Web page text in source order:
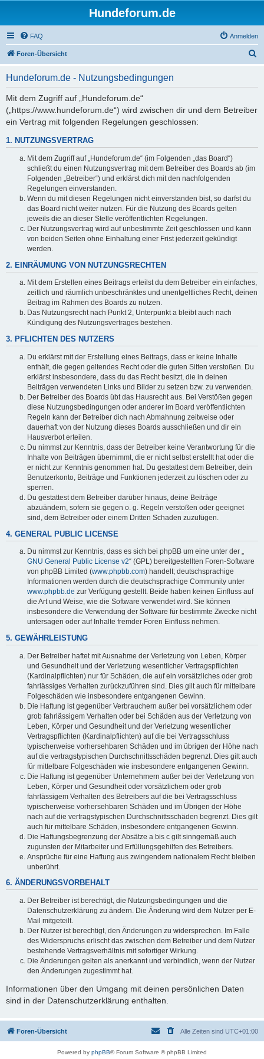
Hundeforum.de
FAQ Anmelden
Foren-Übersicht
Hundeforum.de - Nutzungsbedingungen
Mit dem Zugriff auf „Hundeforum.de“
(„https://www.hundeforum.de“) wird zwischen dir und dem Betreiber
ein Vertrag mit folgenden Regelungen geschlossen:
1. NUTZUNGSVERTRAG
Mit dem Zugriff auf „Hundeforum.de“ (im Folgenden „das Board“)
schließt du einen Nutzungsvertrag mit dem Betreiber des Boards ab (im
Folgenden „Betreiber“) und erklärst dich mit den nachfolgenden
Regelungen einverstanden.
Wenn du mit diesen Regelungen nicht einverstanden bist, so darfst du
das Board nicht weiter nutzen. Für die Nutzung des Boards gelten
jeweils die an dieser Stelle veröffentlichten Regelungen.
Der Nutzungsvertrag wird auf unbestimmte Zeit geschlossen und kann
von beiden Seiten ohne Einhaltung einer Frist jederzeit gekündigt
werden.
2. EINRÄUMUNG VON NUTZUNGSRECHTEN
Mit dem Erstellen eines Beitrags erteilst du dem Betreiber ein einfaches,
zeitlich und räumlich unbeschränktes und unentgeltliches Recht, deinen
Beitrag im Rahmen des Boards zu nutzen.
Das Nutzungsrecht nach Punkt 2, Unterpunkt a bleibt auch nach
Kündigung des Nutzungsvertrages bestehen.
3. PFLICHTEN DES NUTZERS
Du erklärst mit der Erstellung eines Beitrags, dass er keine Inhalte
enthält, die gegen geltendes Recht oder die guten Sitten verstoßen. Du
erklärst insbesondere, dass du das Recht besitzt, die in deinen
Beiträgen verwendeten Links und Bilder zu setzen bzw. zu verwenden.
Der Betreiber des Boards übt das Hausrecht aus. Bei Verstößen gegen
diese Nutzungsbedingungen oder anderer im Board veröffentlichten
Regeln kann der Betreiber dich nach Abmahnung zeitweise oder
dauerhaft von der Nutzung dieses Boards ausschließen und dir ein
Hausverbot erteilen.
Du nimmst zur Kenntnis, dass der Betreiber keine Verantwortung für die
Inhalte von Beiträgen übernimmt, die er nicht selbst erstellt hat oder die
er nicht zur Kenntnis genommen hat. Du gestattest dem Betreiber, dein
Benutzerkonto, Beiträge und Funktionen jederzeit zu löschen oder zu
sperren.
Du gestattest dem Betreiber darüber hinaus, deine Beiträge
abzuändern, sofern sie gegen o. g. Regeln verstoßen oder geeignet
sind, dem Betreiber oder einem Dritten Schaden zuzufügen.
4. GENERAL PUBLIC LICENSE
Du nimmst zur Kenntnis, dass es sich bei phpBB um eine unter der „
GNU General Public License v2“ (GPL) bereitgestellten Foren-Software
von phpBB Limited (www.phpbb.com) handelt; deutschsprachige
Informationen werden durch die deutschsprachige Community unter
www.phpbb.de zur Verfügung gestellt. Beide haben keinen Einfluss auf
die Art und Weise, wie die Software verwendet wird. Sie können
insbesondere die Verwendung der Software für bestimmte Zwecke nicht
untersagen oder auf Inhalte fremder Foren Einfluss nehmen.
5. GEWÄHRLEISTUNG
Der Betreiber haftet mit Ausnahme der Verletzung von Leben, Körper
und Gesundheit und der Verletzung wesentlicher Vertragspflichten
(Kardinalpflichten) nur für Schäden, die auf ein vorsätzliches oder grob
fahrlässiges Verhalten zurückzuführen sind. Dies gilt auch für mittelbare
Folgeschäden wie insbesondere entgangenen Gewinn.
Die Haftung ist gegenüber Verbrauchern außer bei vorsätzlichem oder
grob fahrlässigem Verhalten oder bei Schäden aus der Verletzung von
Leben, Körper und Gesundheit und der Verletzung wesentlicher
Vertragspflichten (Kardinalpflichten) auf die bei Vertragsschluss
typischerweise vorhersehbaren Schäden und im übrigen der Höhe nach
auf die vertragstypischen Durchschnittsschäden begrenzt. Dies gilt auch
für mittelbare Folgeschäden wie insbesondere entgangenen Gewinn.
Die Haftung ist gegenüber Unternehmern außer bei der Verletzung von
Leben, Körper und Gesundheit oder vorsätzlichem oder grob
fahrlässigem Verhalten des Betreibers auf die bei Vertragsschluss
typischerweise vorhersehbaren Schäden und im Übrigen der Höhe
nach auf die vertragstypischen Durchschnittsschäden begrenzt. Dies gilt
auch für mittelbare Schäden, insbesondere entgangenen Gewinn.
Die Haftungsbegrenzung der Absätze a bis c gilt sinngemäß auch
zugunsten der Mitarbeiter und Erfüllungsgehilfen des Betreibers.
Ansprüche für eine Haftung aus zwingendem nationalem Recht bleiben
unberührt.
6. ÄNDERUNGSVORBEHALT
Der Betreiber ist berechtigt, die Nutzungsbedingungen und die
Datenschutzerklärung zu ändern. Die Änderung wird dem Nutzer per E-
Mail mitgeteilt.
Der Nutzer ist berechtigt, den Änderungen zu widersprechen. Im Falle
des Widerspruchs erlischt das zwischen dem Betreiber und dem Nutzer
bestehende Vertragsverhältnis mit sofortiger Wirkung.
Die Änderungen gelten als anerkannt und verbindlich, wenn der Nutzer
den Änderungen zugestimmt hat.
Informationen über den Umgang mit deinen persönlichen Daten
sind in der Datenschutzerklärung enthalten.
Foren-Übersicht Alle Zeiten sind UTC+01:00
Powered by phpBB® Forum Software © phpBB Limited